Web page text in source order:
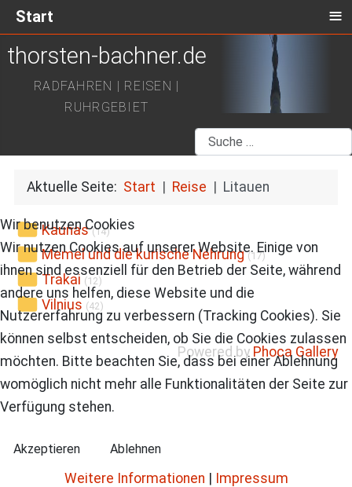
thorsten-bachner.de
RADFAHREN | REISEN |
RUHRGEBIET
Suchen
Aktuelle Seite: Start Reise Litauen
Kaunas (14)
Memel und die kurische Nehrung (17)
Trakai (12)
Vilnius (42)
Powered by Phoca Gallery
Wir benutzen Cookies
Wir nutzen Cookies auf unserer Website. Einige von
ihnen sind essenziell für den Betrieb der Seite, während
andere uns helfen, diese Website und die
Nutzererfahrung zu verbessern (Tracking Cookies). Sie
können selbst entscheiden, ob Sie die Cookies zulassen
möchten. Bitte beachten Sie, dass bei einer Ablehnung
womöglich nicht mehr alle Funktionalitäten der Seite zur
Verfügung stehen.
Akzeptieren Ablehnen
Weitere Informationen | Impressum
Start ≡